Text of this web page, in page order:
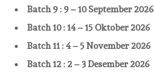
Batch 9 : 9 – 10 September 2026
Batch 10 : 14 – 15 Oktober 2026
Batch 11 : 4 – 5 November 2026
Batch 12 : 2 – 3 Desember 2026